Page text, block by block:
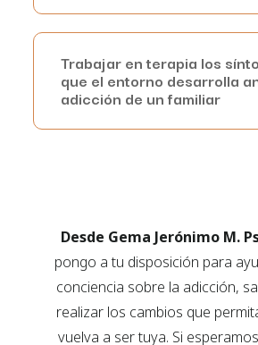
Trabajar en terapia los
que el entorno desarrolla
adicción de un familiar
Desde Gema Jerónimo M.
pongo a tu disposición para
conciencia sobre la adicción,
realizar los cambios que
vuelva a ser tuya. Si